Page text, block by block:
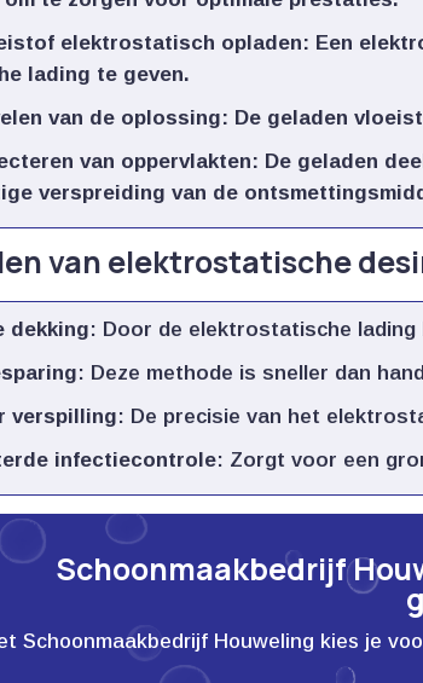
elektrostatisch opladen: Een
lading te geven.​
van de oplossing: De geladen
van oppervlakten: De geladen
verspreiding van de
van elektrostatische
dekking: Door de elektrostatische lading
: Deze methode is sneller dan
verspilling: De precisie van het
infectiecontrole: Zorgt voor een
Schoonmaakbedrijf
Schoonmaakbedrijf Houweling kies je